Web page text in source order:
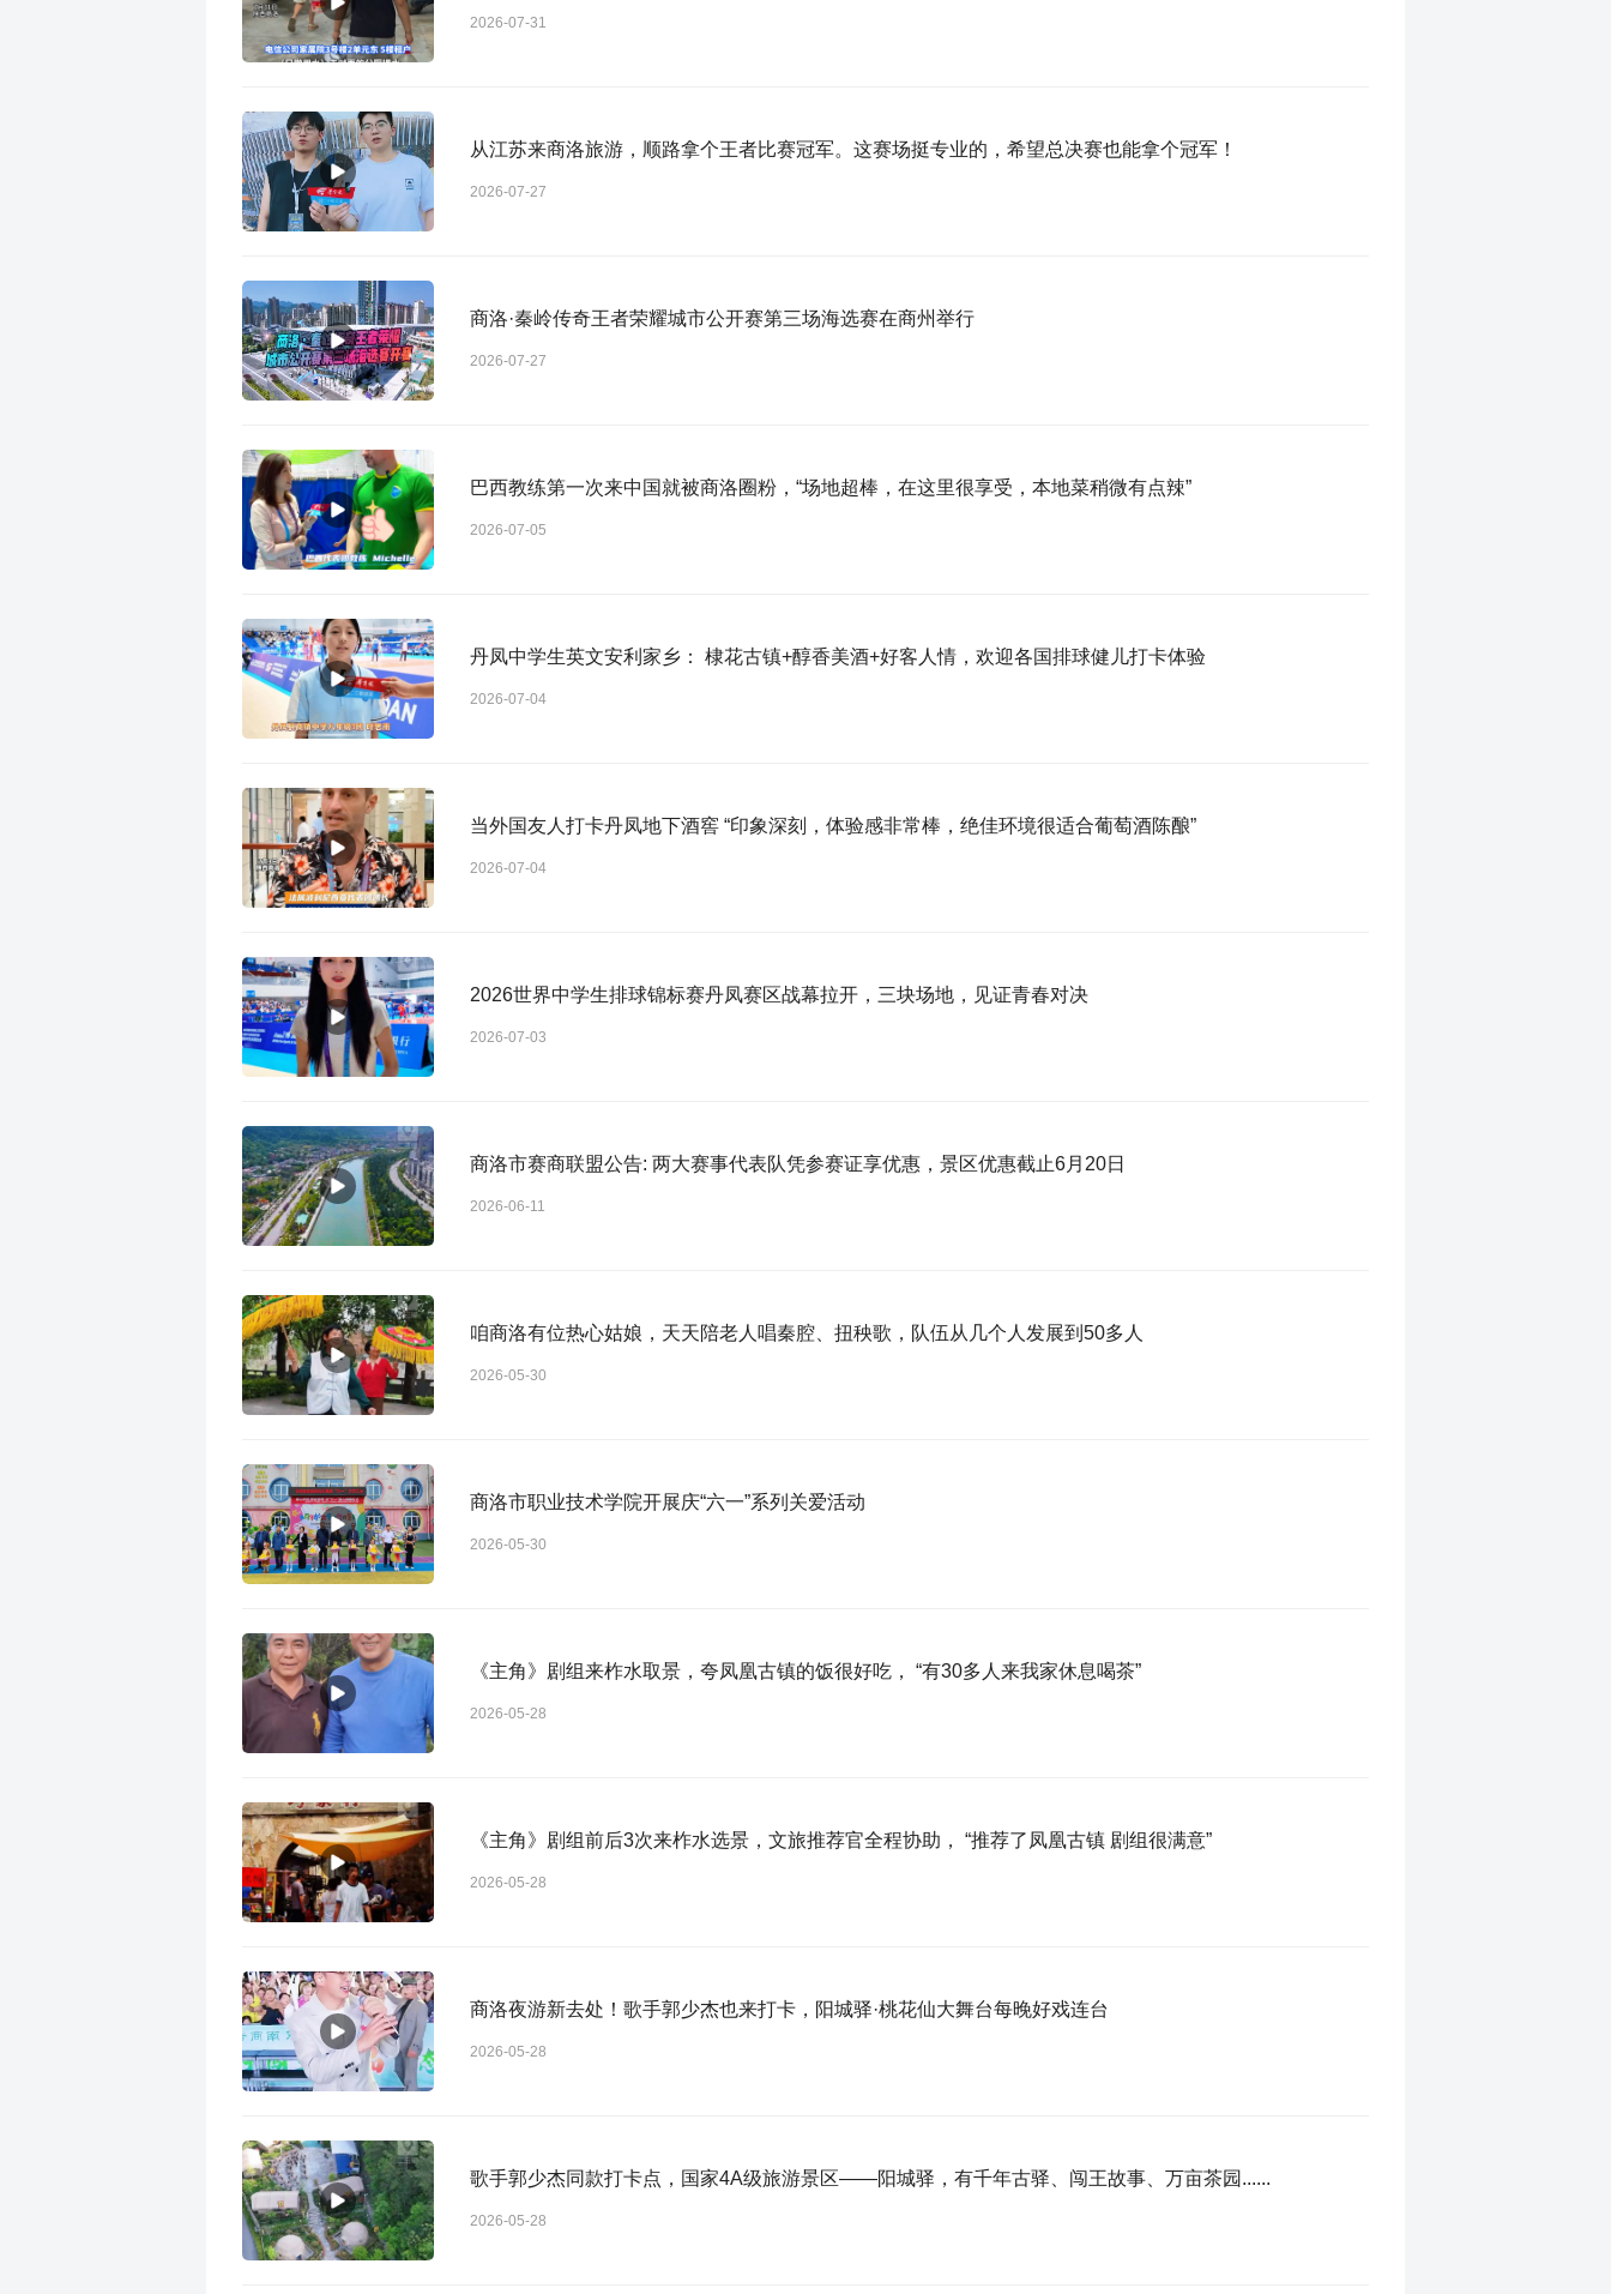
2026-07-31
从江苏来商洛旅游，顺路拿个王者比赛冠军。这赛场挺专业的，希望总决赛也能拿个冠军！
2026-07-27
商洛·秦岭传奇王者荣耀城市公开赛第三场海选赛在商州举行
2026-07-27
巴西教练第一次来中国就被商洛圈粉，“场地超棒，在这里很享受，本地菜稍微有点辣”
2026-07-05
丹凤中学生英文安利家乡： 棣花古镇+醇香美酒+好客人情，欢迎各国排球健儿打卡体验
2026-07-04
当外国友人打卡丹凤地下酒窖 “印象深刻，体验感非常棒，绝佳环境很适合葡萄酒陈酿”
2026-07-04
2026世界中学生排球锦标赛丹凤赛区战幕拉开，三块场地，见证青春对决
2026-07-03
商洛市赛商联盟公告: 两大赛事代表队凭参赛证享优惠，景区优惠截止6月20日
2026-06-11
咱商洛有位热心姑娘，天天陪老人唱秦腔、扭秧歌，队伍从几个人发展到50多人
2026-05-30
商洛市职业技术学院开展庆“六一”系列关爱活动
2026-05-30
《主角》剧组来柞水取景，夸凤凰古镇的饭很好吃， “有30多人来我家休息喝茶”
2026-05-28
《主角》剧组前后3次来柞水选景，文旅推荐官全程协助， “推荐了凤凰古镇 剧组很满意”
2026-05-28
商洛夜游新去处！歌手郭少杰也来打卡，阳城驿·桃花仙大舞台每晚好戏连台
2026-05-28
歌手郭少杰同款打卡点，国家4A级旅游景区——阳城驿，有千年古驿、闯王故事、万亩茶园......
2026-05-28